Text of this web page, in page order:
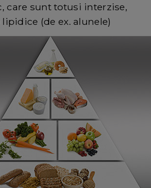
care sunt totusi interzise,
(de ex. alunele)